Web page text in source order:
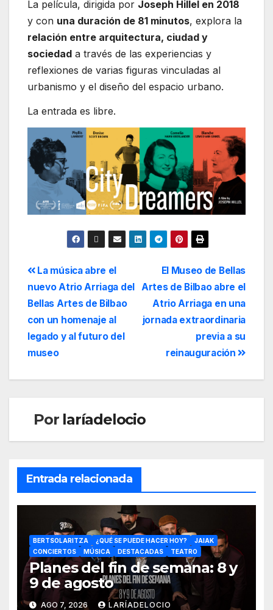
La película, dirigida por Joseph Hillel en 2018
y con una duración de 81 minutos, explora la
relación entre arquitectura, ciudad y
sociedad a través de las experiencias y
reflexiones de varias figuras vinculadas al
urbanismo y el diseño del espacio urbano.
La entrada es libre.
El Museo de Bellas
Artes de Bilbao abre el
Atrio Arriaga en una
jornada extraordinaria
previa a su
reinauguración
La música abre el
nuevo Atrio Arriaga del
Bellas Artes de Bilbao
con un homenaje al
legado y al futuro del
museo
Por laríadelocio
Entrada relacionada
BERTSOLARITZA ¿QUÉ SE PUEDE HACER HOY?
JAIAK
CONCIERTOS
MÚSICA DESTACADAS TEATRO
Planes del fin de semana: 8 y
9 de agosto
AGO 7, 2026 LARÍADELOCIO